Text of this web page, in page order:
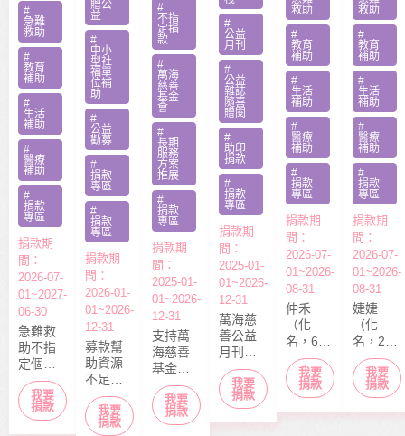
助專案
#
急難
救助
#
教育
補助
#
生活
補助
#
醫療
補助
#
捐款
專區
捐款期
間：
2026-07-
01~2027-
06-30
急難救
助不指
定個案
捐款，
募款所
得幫助
我要
捐款
勸募活
動指定
捐款
贈公
益
#
中小
型社
福單
位補
助
#
公益
勸募
#
捐款
專區
#
捐款
專區
捐款期
間：
2026-01-
01~2026-
12-31
募款幫
助資源
不足的
中小型
社福單
位，協
我要
捐款
#
不指
定捐
款
#
萬海
慈善
基金
會
#
長期
服務
方案
推展
#
捐款
專區
捐款期
間：
2025-01-
01~2026-
12-31
支持萬
海慈善
基金會
長期性
服務方
案推
我要
捐款
#
公益
月刊
#
公益
雜誌
隨喜
贈閱
#
助印
捐款
#
捐款
專區
捐款期
間：
2025-01-
01~2026-
12-31
萬海慈
善公益
月刊
「停泊
棧」於
每月10
我要
捐款
肢化療
受暴單
親媽照
顧陷困
救助
#
教育
補助
#
生活
補助
#
醫療
補助
#
捐款
專區
捐款期
間：
2026-07-
01~2026-
08-31
仲禾
（化
名，6
歲），
本該快
快樂樂
我要
捐款
罕病
父兼多
份工愁
醫費
救助
#
教育
補助
#
生活
補助
#
醫療
補助
#
捐款
專區
捐款期
間：
2026-07-
01~2026-
08-31
婕婕
（化
名，20
歲）今
年6月底
剛從商
我要
捐款